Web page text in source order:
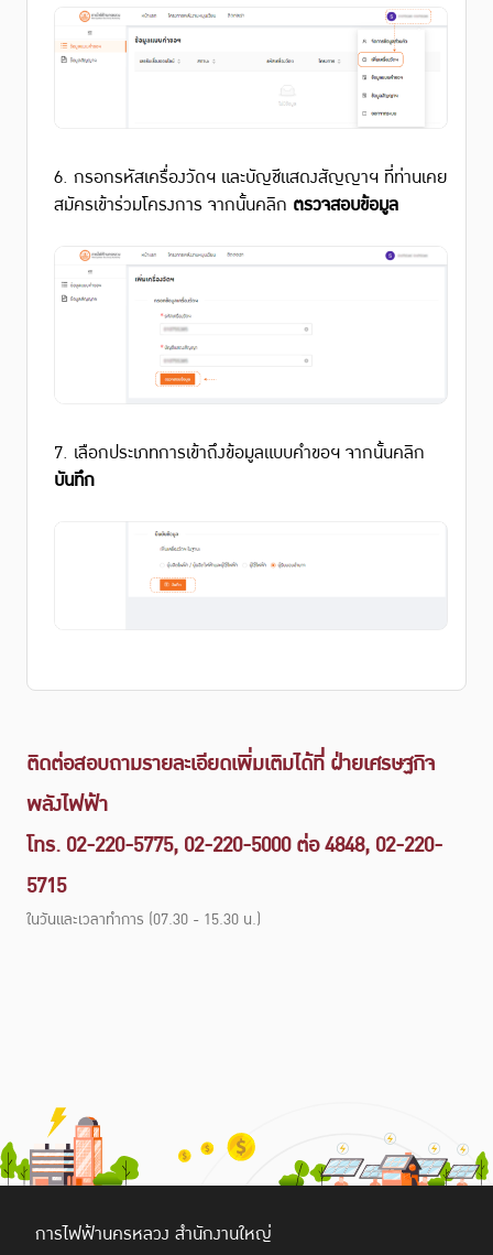
6. กรอกรหัสเครื่องวัดฯ และบัญชีแสดงสัญญาฯ ที่ท่านเคย
สมัครเข้าร่วมโครงการ จากนั้นคลิก ตรวจสอบข้อมูล
7. เลือกประเภทการเข้าถึงข้อมูลแบบคำขอฯ จากนั้นคลิก
บันทึก
ติดต่อสอบถามรายละเอียดเพิ่มเติมได้ที่ ฝ่ายเศรษฐกิจ
พลังไฟฟ้า
โทร. 02-220-5775, 02-220-5000 ต่อ 4848, 02-220-
5715
ในวันและเวลาทำการ (07.30 - 15.30 น.)
การไฟฟ้านครหลวง สำนักงานใหญ่